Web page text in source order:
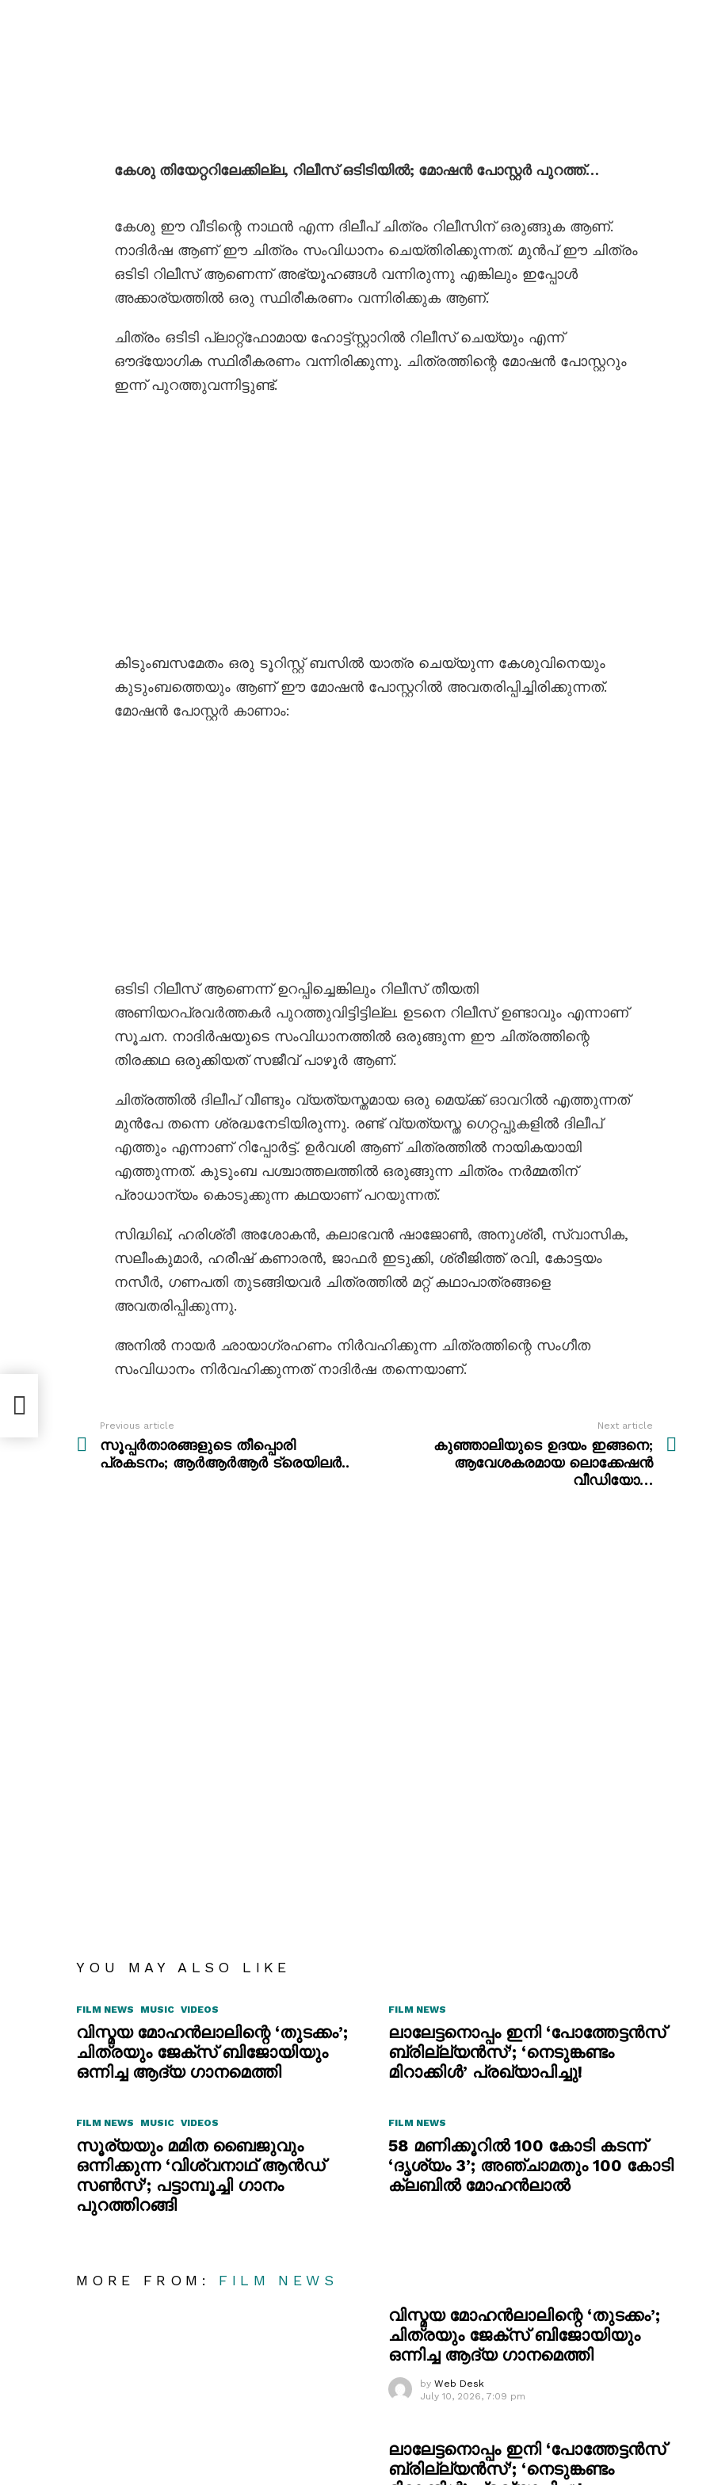
കേശു തിയേറ്ററിലേക്കില്ല, റിലീസ് ഒടിടിയിൽ; മോഷൻ പോസ്റ്റർ പുറത്ത്…
കേശു ഈ വീടിന്റെ നാഥൻ എന്ന ദിലീപ് ചിത്രം റിലീസിന് ഒരുങ്ങുക ആണ്.
നാദിർഷ ആണ് ഈ ചിത്രം സംവിധാനം ചെയ്തിരിക്കുന്നത്. മുൻപ് ഈ ചിത്രം
ഒടിടി റിലീസ് ആണെന്ന് അഭ്യൂഹങ്ങൾ വന്നിരുന്നു എങ്കിലും ഇപ്പോൾ
അക്കാര്യത്തിൽ ഒരു സ്ഥിരീകരണം വന്നിരിക്കുക ആണ്.
ചിത്രം ഒടിടി പ്ലാറ്റ്ഫോമായ ഹോട്ട്സ്റ്റാറിൽ റിലീസ് ചെയ്യും എന്ന്
ഔദ്യോഗിക സ്ഥിരീകരണം വന്നിരിക്കുന്നു. ചിത്രത്തിന്റെ മോഷൻ പോസ്റ്ററും
ഇന്ന് പുറത്തുവന്നിട്ടുണ്ട്.
കിടുംബസമേതം ഒരു ടൂറിസ്റ്റ് ബസിൽ യാത്ര ചെയ്യുന്ന കേശുവിനെയും
കുടുംബത്തെയും ആണ് ഈ മോഷൻ പോസ്റ്ററിൽ അവതരിപ്പിച്ചിരിക്കുന്നത്.
മോഷൻ പോസ്റ്റർ കാണാം:
ഒടിടി റിലീസ് ആണെന്ന് ഉറപ്പിച്ചെങ്കിലും റിലീസ് തീയതി
അണിയറപ്രവർത്തകർ പുറത്തുവിട്ടിട്ടില്ല. ഉടനെ റിലീസ് ഉണ്ടാവും എന്നാണ്
സൂചന. നാദിർഷയുടെ സംവിധാനത്തിൽ ഒരുങ്ങുന്ന ഈ ചിത്രത്തിന്റെ
തിരക്കഥ ഒരുക്കിയത് സജീവ് പാഴൂർ ആണ്.
ചിത്രത്തിൽ ദിലീപ് വീണ്ടും വ്യത്യസ്തമായ ഒരു മെയ്ക്ക് ഓവറിൽ എത്തുന്നത്
മുൻപേ തന്നെ ശ്രദ്ധനേടിയിരുന്നു. രണ്ട് വ്യത്യസ്ത ഗെറ്റപ്പുകളിൽ ദിലീപ്
എത്തും എന്നാണ് റിപ്പോർട്ട്. ഉർവശി ആണ് ചിത്രത്തിൽ നായികയായി
എത്തുന്നത്. കുടുംബ പശ്ചാത്തലത്തിൽ ഒരുങ്ങുന്ന ചിത്രം നർമ്മതിന്
പ്രാധാന്യം കൊടുക്കുന്ന കഥയാണ് പറയുന്നത്.
സിദ്ധിഖ്, ഹരിശ്രീ അശോകൻ, കലാഭവൻ ഷാജോൺ, അനുശ്രീ, സ്വാസിക,
സലീംകുമാർ, ഹരീഷ് കണാരൻ, ജാഫർ ഇടുക്കി, ശ്രീജിത്ത് രവി, കോട്ടയം
നസീർ, ഗണപതി തുടങ്ങിയവർ ചിത്രത്തിൽ മറ്റ്‌ കഥാപാത്രങ്ങളെ
അവതരിപ്പിക്കുന്നു.
അനിൽ നായർ ഛായാഗ്രഹണം നിർവഹിക്കുന്ന ചിത്രത്തിന്റെ സംഗീത
സംവിധാനം നിർവഹിക്കുന്നത് നാദിർഷ തന്നെയാണ്.
more
Previous article
സൂപ്പർതാരങ്ങളുടെ തീപ്പൊരി
പ്രകടനം; ആർആർആർ ട്രെയിലർ..
Next article
കുഞ്ഞാലിയുടെ ഉദയം ഇങ്ങനെ;
ആവേശകരമായ ലൊക്കേഷൻ
വീഡിയോ…
YOU MAY ALSO LIKE
FILM NEWS MUSIC VIDEOS
വിസ്മയ മോഹൻലാലിന്റെ ‘തുടക്കം’;
ചിത്രയും ജേക്സ് ബിജോയിയും
ഒന്നിച്ച ആദ്യ ഗാനമെത്തി
FILM NEWS
ലാലേട്ടനൊപ്പം ഇനി ‘പോത്തേട്ടൻസ്
ബ്രില്ല്യൻസ്’; ‘നെടുങ്കണ്ടം
മിറാക്കിൾ’ പ്രഖ്യാപിച്ചു!
FILM NEWS MUSIC VIDEOS
സൂര്യയും മമിത ബൈജുവും
ഒന്നിക്കുന്ന ‘വിശ്വനാഥ് ആൻഡ്
സൺസ്’; പട്ടാമ്പൂച്ചി ഗാനം
പുറത്തിറങ്ങി
FILM NEWS
58 മണിക്കൂറിൽ 100 കോടി കടന്ന്
‘ദൃശ്യം 3’; അഞ്ചാമതും 100 കോടി
ക്ലബിൽ മോഹൻലാൽ
MORE FROM: FILM NEWS
വിസ്മയ മോഹൻലാലിന്റെ ‘തുടക്കം’;
ചിത്രയും ജേക്സ് ബിജോയിയും
ഒന്നിച്ച ആദ്യ ഗാനമെത്തി
by Web Desk
July 10, 2026, 7:09 pm
ലാലേട്ടനൊപ്പം ഇനി ‘പോത്തേട്ടൻസ്
ബ്രില്ല്യൻസ്’; ‘നെടുങ്കണ്ടം